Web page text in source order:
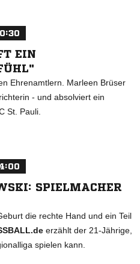
EIN
Ehrenamtlern. Marleen Brüser
- und absolviert ein
St. Pauli.
SPIELMACHER
die rechte Hand und ein Teil
erzählt der 21-Jährige,
spielen kann.